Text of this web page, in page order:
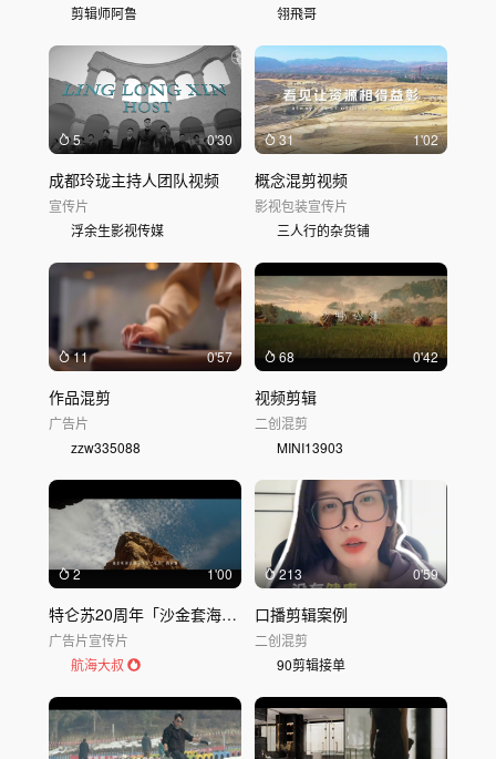
剪辑师阿鲁
翎飛哥
5 0'30
成都玲珑主持人团队视频
宣传片
浮余生影视传媒
31 1'02
概念混剪视频
影视包装宣传片
三人行的杂货铺
11 0'57
作品混剪
广告片
zzw335088
68 0'42
视频剪辑
二创混剪
MINI13903
2 1'00
特仑苏20周年「沙金套海」品牌混剪案例
广告片宣传片
航海大叔
213 0'59
口播剪辑案例
二创混剪
90剪辑接单